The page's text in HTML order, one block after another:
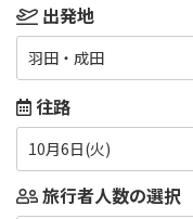
出発地
羽田・成田
往路
10月6日(火)
旅行者人数の選択